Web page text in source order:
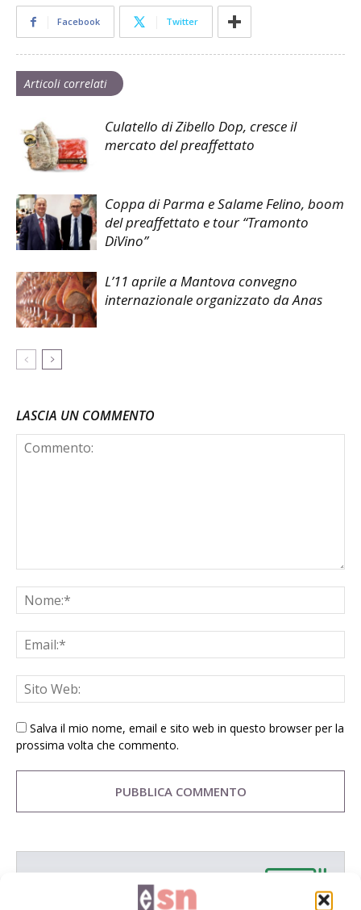
Facebook Twitter
Articoli correlati
Culatello di Zibello Dop, cresce il
mercato del preaffettato
Coppa di Parma e Salame Felino, boom
del preaffettato e tour “Tramonto
DiVino”
L’11 aprile a Mantova convegno
internazionale organizzato da Anas
LASCIA UN COMMENTO
Salva il mio nome, email e sito web in questo browser per la
prossima volta che commento.
E-magazine
Tecniche, prodotti e servizi dalle aziende